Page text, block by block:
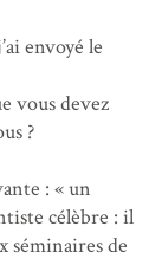
envoyé le
vous devez
?
: « un
célèbre : il
séminaires de